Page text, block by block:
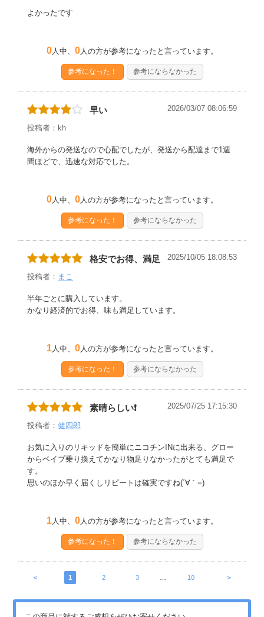
よかったです
0人中、 0人の方が参考になったと言っています。
参考になった！ 参考にならなかった
早い 2026/03/07 08:06:59
投稿者：kh
海外からの発送なので心配でしたが、発送から配達まで1週
間ほどで、迅速な対応でした。
0人中、 0人の方が参考になったと言っています。
参考になった！ 参考にならなかった
格安でお得、満足 2025/10/05 18:08:53
投稿者： まこ
半年ごとに購入しています。
かなり経済的でお得、味も満足しています。
1人中、 0人の方が参考になったと言っています。
参考になった！ 参考にならなかった
素晴らしい❗️ 2025/07/25 17:15:30
投稿者： 健四郎
お気に入りのリキッドを簡単にニコチンINに出来る、グロー
からベイプ乗り換えてかなり物足りなかったがとても満足で
す。
思いのほか早く届くしリピートは確実ですね(´∀｀=)
1人中、 0人の方が参考になったと言っています。
参考になった！ 参考にならなかった
＜ 1 2 3 10 ＞